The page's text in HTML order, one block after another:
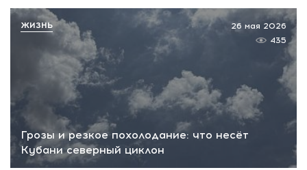
Грозы и резкое похолодание: что несёт
Кубани северный циклон
26 мая 2026
435
ЖИЗНЬ